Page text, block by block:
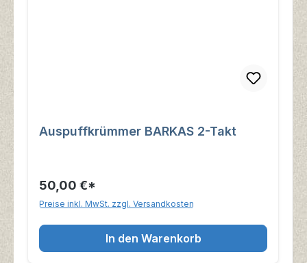
Auspuffkrümmer BARKAS 2-Takt
50,00 €*
Preise inkl. MwSt. zzgl. Versandkosten
In den Warenkorb